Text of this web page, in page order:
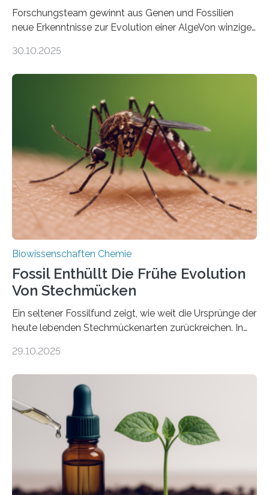
Forschungsteam gewinnt aus Genen und Fossilien
neue Erkenntnisse zur Evolution einer AlgeVon winzigen
Landpflanzen zählen zu den komplexesten
Grünalgen, die vor Hunderten von Millionen Jahren
lebten. Unter den Vorfahren sticht eine Gruppe heraus,
die noch heute in der Natur vorkommt: die
Süßwasseralge Coleochaetophyceae. Einige Arten
dieser Gruppe bilden aus Zellfäden dichte Geflechte
mit scheibenförmiger Gestalt. Was auffällig ist: Die
nächsten…
30.10.2025
Biowissenschaften Chemie
Fossil Enthüllt Die Frühe Evolution
Von Stechmücken
Ein seltener Fossilfund zeigt, wie weit die Ursprünge der
heute lebenden Stechmückenarten zurückreichen. In
Forschende die bisher älteste bekannte Stechmücken-
Region Kachin in Myanmar und hat sich in
ausgezeichnetem Zustand erhalten. Es konnte als neue
Art einer neuen Gattung beschrieben werden und trägt
nun den Namen Cretosabethes primaevus. Dieser erste
fossile Nachweis einer Stechmückenlarve in Bernstein
stellt gleichzeitig den ersten Fossilfund einer
Mückenlarve aus dem Mesozoikum dar, denn…
29.10.2025